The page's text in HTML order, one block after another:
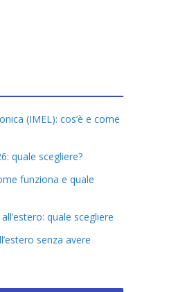
(IMEL): cos’è e come
quale scegliere?
funziona e quale
quale scegliere
senza avere